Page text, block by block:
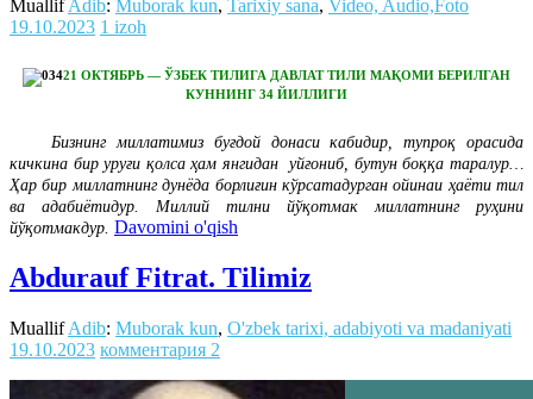
MuallifAdib: Muborak kun, Tarixiy sana, Video, Audio,Foto
19.10.2023 1 izoh
21 ОКТЯБРЬ — ЎЗБЕК ТИЛИГА ДАВЛАТ ТИЛИ МАҚОМИ БЕРИЛГАН
КУННИНГ 34 ЙИЛЛИГИ
Бизнинг миллатимиз буғдой донаси кабидир, тупроқ орасида
кичкина бир уруғи қолса ҳам янгидан уйғониб, бутун боққа таралур…
Ҳар бир миллатнинг дунёда борлиғин кўрсатадурган ойинаи ҳаёти тил
ва адабиётидур. Миллий тилни йўқотмак миллатнинг руҳини
йўқотмакдур. Davomini o'qish
Abdurauf Fitrat. Tilimiz
MuallifAdib: Muborak kun, O'zbek tarixi, adabiyoti va madaniyati
19.10.2023 комментария 2